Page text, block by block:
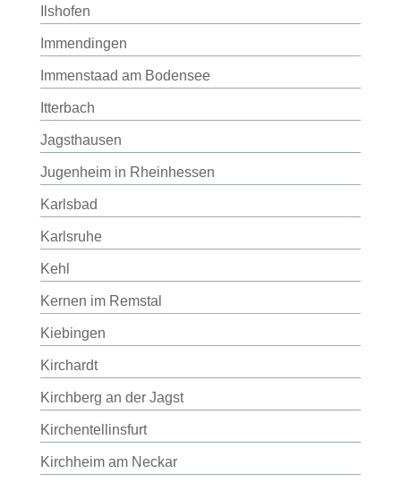
Ilshofen
Immendingen
Immenstaad am Bodensee
Itterbach
Jagsthausen
Jugenheim in Rheinhessen
Karlsbad
Karlsruhe
Kehl
Kernen im Remstal
Kiebingen
Kirchardt
Kirchberg an der Jagst
Kirchentellinsfurt
Kirchheim am Neckar